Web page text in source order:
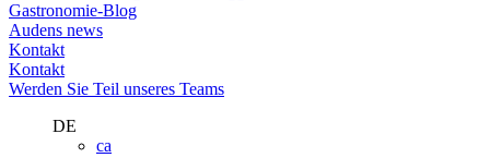
Gastronomie-Blog
Audens news
Kontakt
Kontakt
Werden Sie Teil unseres Teams
DE
ca